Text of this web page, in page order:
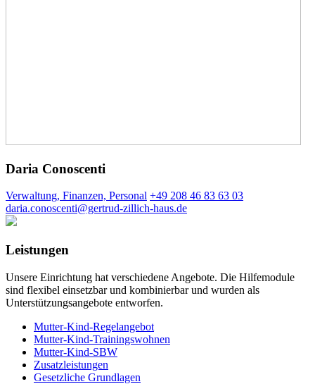
Daria Conoscenti
Verwaltung, Finanzen, Personal +49 208 46 83 63 03
daria.conoscenti@gertrud-zillich-haus.de
Leistungen
Unsere Einrichtung hat verschiedene Angebote. Die Hilfemodule
sind flexibel einsetzbar und kombinierbar und wurden als
Unterstützungsangebote entworfen.
Mutter-Kind-Regelangebot
Mutter-Kind-Trainingswohnen
Mutter-Kind-SBW
Zusatzleistungen
Gesetzliche Grundlagen